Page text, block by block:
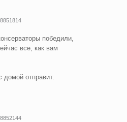
победили,
все, как вам
домой отправит.